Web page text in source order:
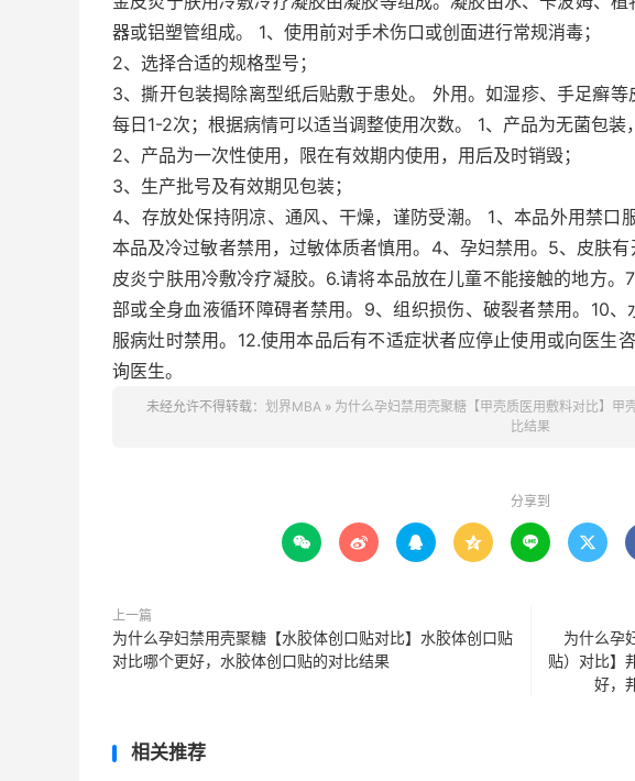
器或铝塑管组成。 1、使用前对手术伤口或创面进行常规消毒；
2、选择合适的规格型号；
3、撕开包装揭除离型纸后贴敷于患处。 外用。如湿疹、手足癣等
每日1-2次；根据病情可以适当调整使用次数。 1、产品为无菌包装
2、产品为一次性使用，限在有效期内使用，用后及时销毁；
3、生产批号及有效期见包装；
4、存放处保持阴凉、通风、干燥，谨防受潮。 1、本品外用禁口
本品及冷过敏者禁用，过敏体质者慎用。4、孕妇禁用。5、皮肤
皮炎宁肤用冷敷冷疗凝胶。6.请将本品放在儿童不能接触的地方
部或全身血液循环障碍者禁用。9、组织损伤、破裂者禁用。10
服病灶时禁用。12.使用本品后有不适症状者应停止使用或向医生
询医生。
未经允许不得转载： 划界MBA» 为什么孕妇禁用壳聚糖【甲壳质医用敷料对比】甲
比结果
分享到
     
上一篇
为什么孕妇禁用壳聚糖【水胶体创口贴对比】水胶体创口贴
对比哪个更好，水胶体创口贴的对比结果
为什么孕
贴）对比】
好，
相关推荐